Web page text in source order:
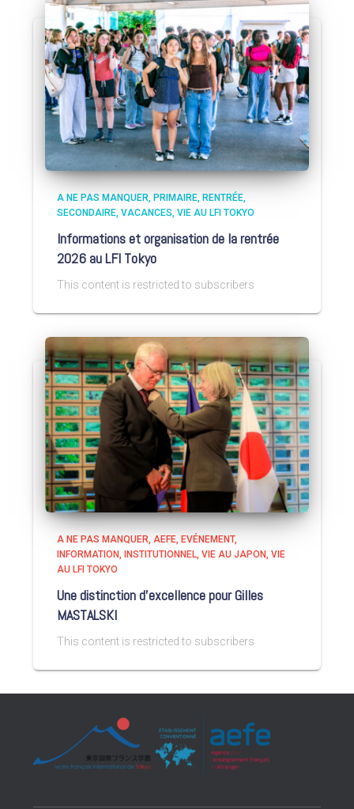
A NE PAS MANQUER PRIMAIRE RENTRÉE
SECONDAIRE VACANCES VIE AU LFI TOKYO
Informations et organisation de la rentrée
2026 au LFI Tokyo
This content is restricted to subscribers
A NE PAS MANQUER AEFE EVÉNEMENT
INFORMATION
INSTITUTIONNEL VIE AU JAPON VIE
AU LFI TOKYO
Une distinction d’excellence pour Gilles
MASTALSKI
This content is restricted to subscribers